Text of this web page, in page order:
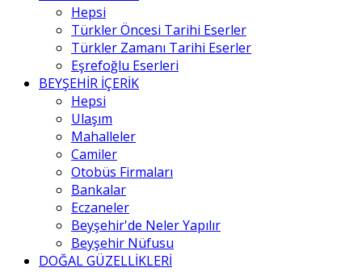
Hepsi
Türkler Öncesi Tarihi Eserler
Türkler Zamanı Tarihi Eserler
Eşrefoğlu Eserleri
BEYŞEHİR İÇERİK
Hepsi
Ulaşım
Mahalleler
Camiler
Otobüs Firmaları
Bankalar
Eczaneler
Beyşehir'de Neler Yapılır
Beyşehir Nüfusu
DOĞAL GÜZELLİKLERİ